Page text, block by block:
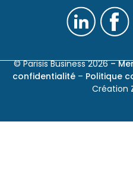
© Parisis Business 2026–
confidentialité – Politique
Création